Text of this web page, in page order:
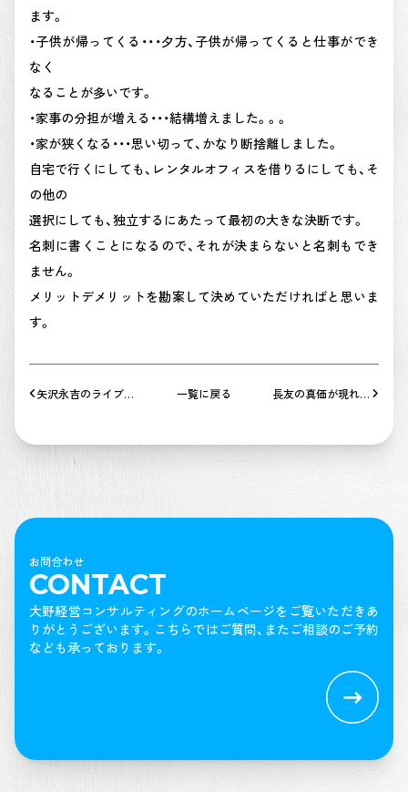
ます。
・子供が帰ってくる・・・夕方、子供が帰ってくると仕事ができ
なく
なることが多いです。
・家事の分担が増える・・・結構増えました。。。
・家が狭くなる・・・思い切って、かなり断捨離しました。
自宅で行くにしても、レンタルオフィスを借りるにしても、そ
の他の
選択にしても、独立するにあたって最初の大きな決断です。
名刺に書くことになるので、それが決まらないと名刺もでき
ません。
メリットデメリットを勘案して決めていただければと思いま
す。
矢沢永吉のライブに
一覧に戻る
長友の真価が現れる
お問合わせ
CONTACT
大野経営コンサルティングのホームページをご覧いただきあ
りがとうございます。 こちらではご質問、またご相談のご予約
なども承っております。